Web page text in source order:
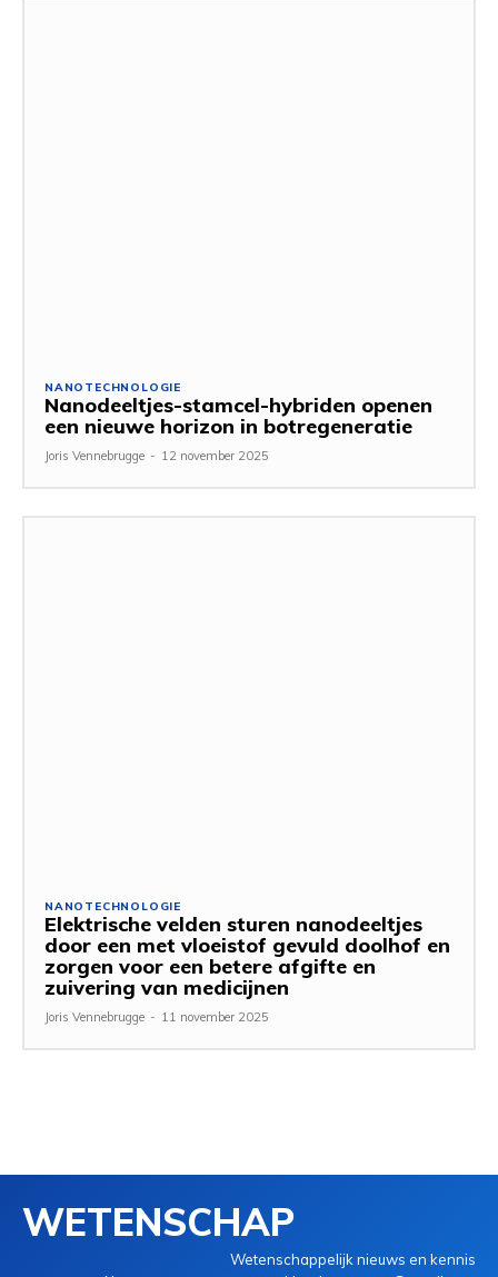
NANOTECHNOLOGIE
Nanodeeltjes-stamcel-hybriden openen
een nieuwe horizon in botregeneratie
Joris Vennebrugge - 12 november 2025
NANOTECHNOLOGIE
Elektrische velden sturen nanodeeltjes
door een met vloeistof gevuld doolhof en
zorgen voor een betere afgifte en
zuivering van medicijnen
Joris Vennebrugge - 11 november 2025
WETENSCHAP
Wetenschappelijk nieuws en kennis